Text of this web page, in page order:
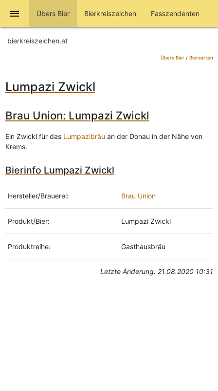
menu Übers Bier Bierkreiszeichen Fasszendenten
bierkreiszeichen.at
Übers Bier/ Biersorten
Lumpazi Zwickl
Brau Union: Lumpazi Zwickl
Ein Zwickl für das Lumpazibräu an der Donau in der Nähe von
Krems.
Bierinfo Lumpazi Zwickl
Hersteller/Brauerei: Brau Union
Produkt/Bier: Lumpazi Zwickl
Produktreihe: Gasthausbräu
Letzte Änderung: 21.08.2020 10:31